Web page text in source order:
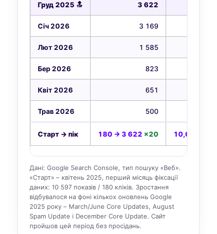
Груд 2025 🔝 3 622
Січ 2026 3 169
Лют 2026 1 585
Бер 2026 823
Квіт 2026 651
Трав 2026 500
Старт → пік 180 → 3 622 ×20 10,6К →
Дані: Google Search Console, тип пошуку «Веб».
«Старт» – квітень 2025, перший місяць фіксації
даних: 10 597 показів / 180 кліків. Зростання
відбувалося на фоні кількох оновлень Google
2025 року – March/June Core Updates, August
Spam Update і December Core Update. Сайт
пройшов цей період без просідань.